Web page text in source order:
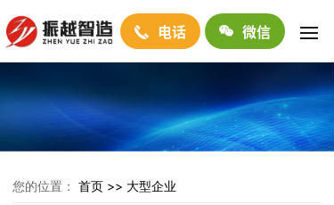
电话 微信
您的位置： 首页 >> 大型企业